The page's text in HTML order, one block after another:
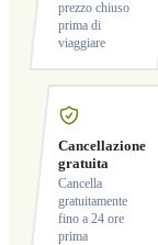
prezzo chiuso
prima di
viaggiare
Cancellazione
gratuita
Cancella
gratuitamente
fino a 24 ore
prima